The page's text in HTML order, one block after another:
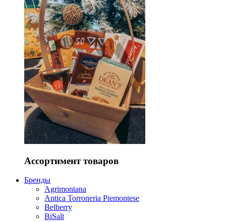
Ассортимент товаров
Бренды
Agrimontana
Antica Torroneria Piemontese
Belberry
BiSalt